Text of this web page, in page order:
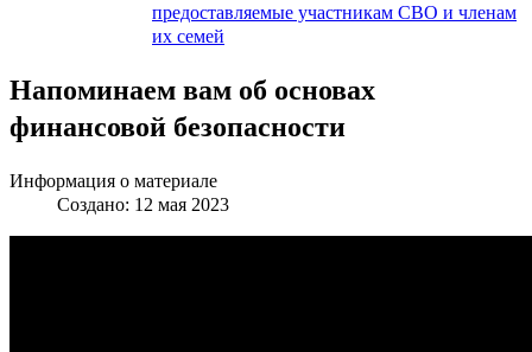
предоставляемые участникам СВО и членам
их семей
Напоминаем вам об основах
финансовой безопасности
Информация о материале
Создано: 12 мая 2023